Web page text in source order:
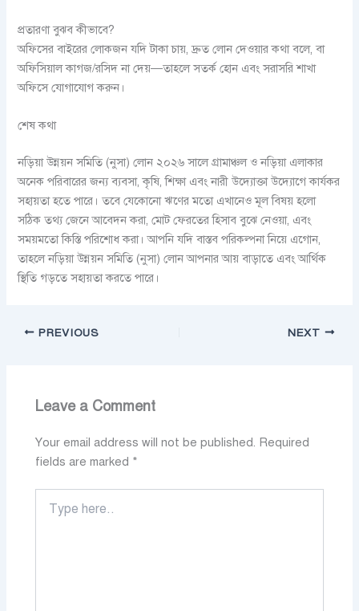
প্রতারণা বুঝব কীভাবে?
অফিসের বাইরের লোকজন যদি টাকা চায়, দ্রুত লোন দেওয়ার কথা বলে, বা
অফিসিয়াল কাগজ/রসিদ না দেয়—তাহলে সতর্ক হোন এবং সরাসরি শাখা
অফিসে যোগাযোগ করুন।
শেষ কথা
নড়িয়া উন্নয়ন সমিতি (নুসা) লোন ২০২৬ সালে গ্রামাঞ্চল ও নড়িয়া এলাকার
অনেক পরিবারের জন্য ব্যবসা, কৃষি, শিক্ষা এবং নারী উদ্যোক্তা উদ্যোগে কার্যকর
সহায়তা হতে পারে। তবে যেকোনো ঋণের মতো এখানেও মূল বিষয় হলো
সঠিক তথ্য জেনে আবেদন করা, মোট ফেরতের হিসাব বুঝে নেওয়া, এবং
সময়মতো কিস্তি পরিশোধ করা। আপনি যদি বাস্তব পরিকল্পনা নিয়ে এগোন,
তাহলে নড়িয়া উন্নয়ন সমিতি (নুসা) লোন আপনার আয় বাড়াতে এবং আর্থিক
স্থিতি গড়তে সহায়তা করতে পারে।
PREVIOUS NEXT
Leave a Comment
Your email address will not be published. Required
fields are marked *
here..